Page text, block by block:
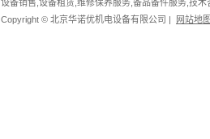
设备销售,设备租赁,维修保养服务,备品备件服务,技术
Copyright © 北京华诺优机电设备有限公司 | 网站地